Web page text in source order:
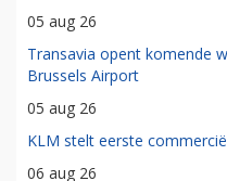
05 aug 26
Transavia opent komende
Brussels Airport
05 aug 26
KLM stelt eerste
06 aug 26